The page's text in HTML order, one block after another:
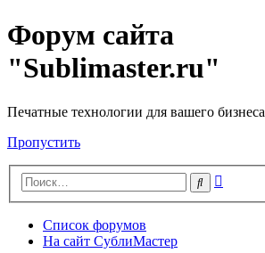
Форум сайта
"Sublimaster.ru"
Печатные технологии для вашего бизнеса
Пропустить
Поиск
Список форумов
На сайт СублиМастер